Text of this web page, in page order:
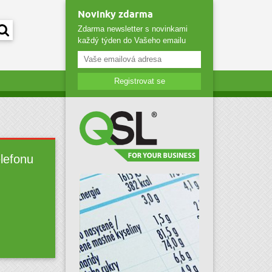
Novinky zdarma
Zdarma newsletter s novinkami
každý týden do Vašeho emailu
Registrovat se